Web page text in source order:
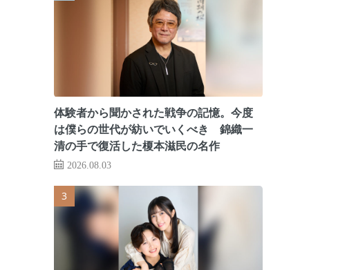
体験者から聞かされた戦争の記憶。今度
は僕らの世代が紡いでいくべき 錦織一
清の手で復活した榎本滋民の名作
2026.08.03